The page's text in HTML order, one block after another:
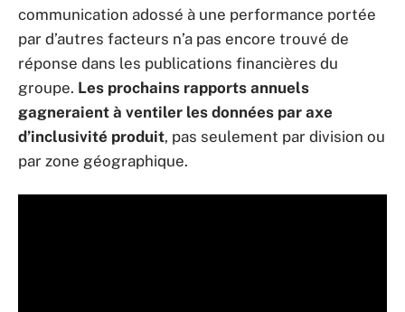
communication adossé à une performance portée
par d’autres facteurs n’a pas encore trouvé de
réponse dans les publications financières du
groupe. Les prochains rapports annuels
gagneraient à ventiler les données par axe
d’inclusivité produit, pas seulement par division ou
par zone géographique.